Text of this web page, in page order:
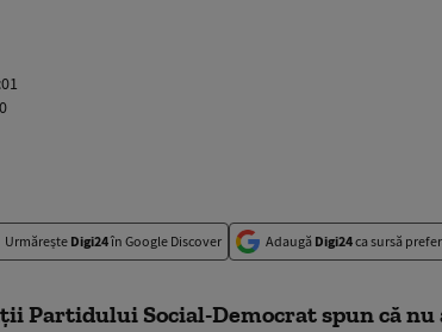
Urmărește Digi24în Google Discover Adaugă Digi24ca sursă
Partidului Social-Democrat spun că nu